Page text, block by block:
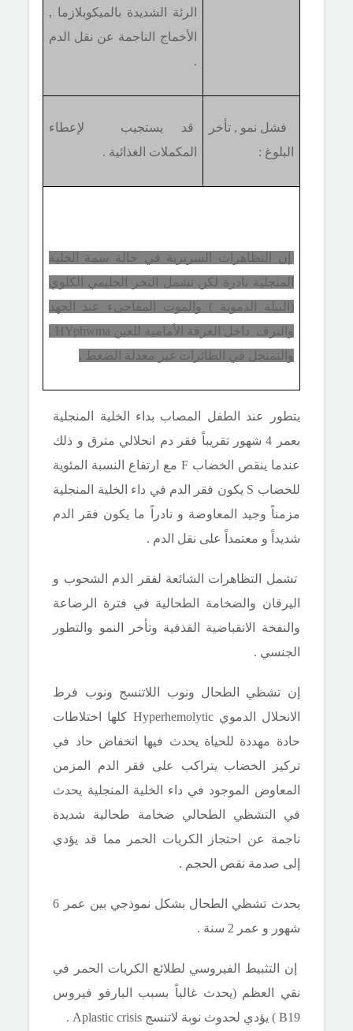
الرئة الشديدة بالميكوبلازما ,
الأخماج الناجمة عن نقل الدم
.
فشل نمو , تأخر
البلوغ :
قد يستجيب لإعطاء
المكملات الغذائية .
إن التظاهرات السريرية في حالة سمة الخلية
المنجلية نادرة لكن تشمل النخر الحليمي الكلوي
(البيلة الدموية ) والموت المفاجىء عند الجهد
والنزف داخل الغرفة الأمامية للعين HYphwma
,
والتمنجل في الطائرات غير معدلة الضغط .
يتطور عند الطفل المصاب بداء الخلية المنجلية
بعمر 4 شهور تقريباً فقر دم انحلالي مترق و ذلك
عندما ينقص الخضابF مع ارتفاع النسبة المئوية
للخضاب S يكون فقر الدم في داء الخلية المنجلية
مزمناً وجيد المعاوضة و نادراً ما يكون فقر الدم
شديداً و معتمداً على نقل الدم .
تشمل التظاهرات الشائعة لفقر الدم الشحوب و
اليرقان والضخامة الطحالية في فترة الرضاعة
والنفخة الانقباضية القذفية وتأخر النمو والتطور
الجنسي .
إن تشظي الطحال ونوب اللاتنسج ونوب فرط
الانحلال الدمويHyperhemolytic كلها اختلاطات
حادة مهددة للحياة يحدث فيها انخفاض حاد في
تركيز الخضاب يتراكب على فقر الدم المزمن
المعاوض الموجود في داء الخلية المنجلية يحدث
في التشظي الطحالي ضخامة طحالية شديدة
ناجمة عن احتجاز الكريات الحمر مما قد يؤدي
إلى صدمة نقص الحجم .
يحدث تشظي الطحال بشكل نموذجي بين عمر 6
شهور و عمر 2 سنة .
إن التثبيط الفيروسي لطلائع الكريات الحمر في
نقي العظم (يحدث غالباً بسبب البارفو فيروس
B19 ) يؤدي لحدوث نوبة لاتنسجAplastic crisis
.